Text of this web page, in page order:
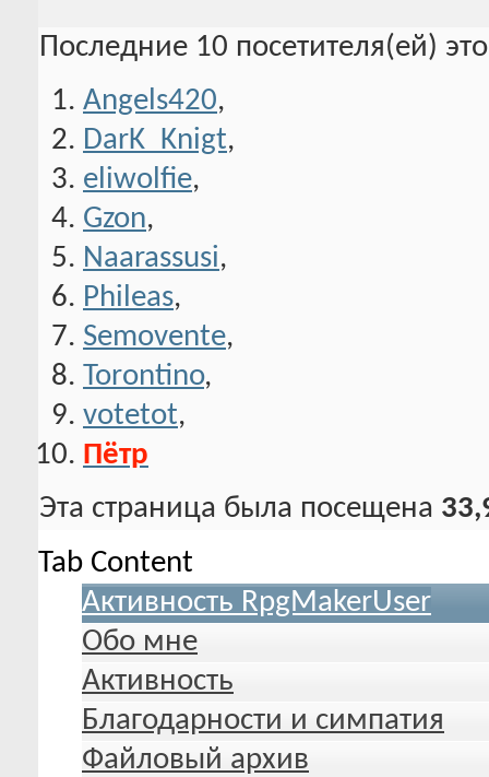
Последние 10 посетителя(ей)
Angels420,
DarK_Knigt,
eliwolfie,
Gzon,
Naarassusi,
Phileas,
Semovente,
Torontino,
votetot,
Пётр
Эта страница была посещена
Tab Content
Активность RpgMakerUser
Обо мне
Активность
Благодарности и симпатия
Файловый архив